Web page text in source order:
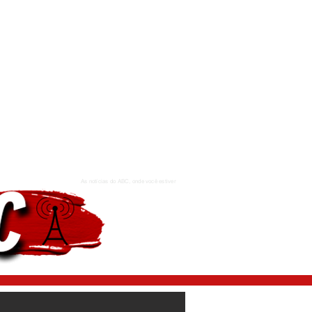
As notícias do ABC, onde você estiver